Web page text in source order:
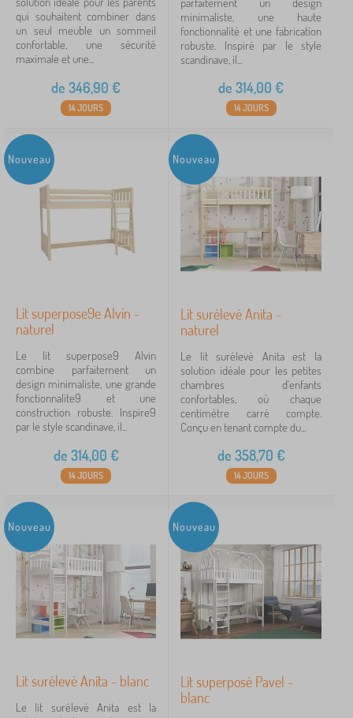
qui souhaitent combiner dans
un seul meuble un sommeil
confortable, une sécurité
maximale et une...
de 346,90 €
14 JOURS
minimaliste, une haute
fonctionnalité et une fabrication
robuste. Inspiré par le style
scandinave, il...
de 314,00 €
14 JOURS
Nouveau
Lit superpose9e Alvin -
naturel
Le lit superpose9 Alvin
combine parfaitement un
design minimaliste, une grande
fonctionnalite9 et une
construction robuste. Inspire9
par le style scandinave, il...
de 314,00 €
14 JOURS
Nouveau
Lit surélevé Anita -
naturel
Le lit surélevé Anita est la
solution idéale pour les petites
chambres d'enfants
confortables, où chaque
centimètre carré compte.
Conçu en tenant compte du...
de 358,70 €
14 JOURS
Nouveau
Lit surélevé Anita - blanc
Le lit surélevé Anita est la
Nouveau
Lit superposé Pavel -
blanc